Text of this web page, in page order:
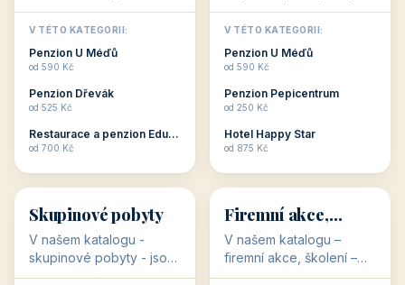
jsou pro Vás připraveny
objekty, které svojí
stavbou, polohou anebo
zaměřením nabízí
Romantické ...
V TÉTO KATEGORII:
Penzion U Méďů
od 590 Kč
Penzion Dřevák
od 525 Kč
Restaurace a penzion Eduard
od 700 Kč
jsou pro Vás připraveny
objekty, které jsou na
milovníky cykloturistiky
připraveny. Většinou mají
V TÉTO KATEGORII:
Penzion U Méďů
od 590 Kč
Penzion Pepicentrum
od 250 Kč
Hotel Happy Star
od 875 Kč
👥
👥
32 objektů
Skupinové pobyty
V našem katalogu -
skupinové pobyty - jsou
pro Vás připraveny
💼
💼
31 objektů
Firemní akce,
školení
V našem katalogu –
firemní akce, školení –
jsou pro Vás připraveny